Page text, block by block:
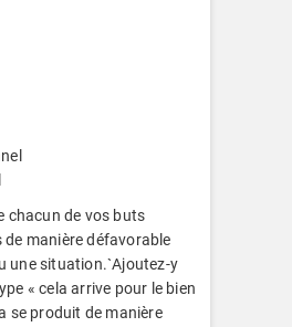
chacun de vos buts
de manière défavorable
une situation.`Ajoutez-y
« cela arrive pour le bien
se produit de manière